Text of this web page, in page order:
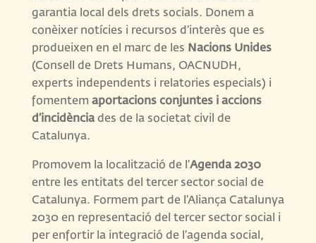
garantia local dels drets socials. Donem a
conèixer notícies i recursos d’interès que es
produeixen en el marc de les Nacions Unides
(Consell de Drets Humans, OACNUDH,
experts independents i relatories especials) i
fomentem aportacions conjuntes i accions
d’incidènciades de la societat civil de
Catalunya.
Promovem la localització de l’Agenda 2030
entre les entitats del tercer sector social de
Catalunya. Formem part de l’Aliança Catalunya
2030 en representació del tercer sector social i
per enfortir la integració de l’agenda social,